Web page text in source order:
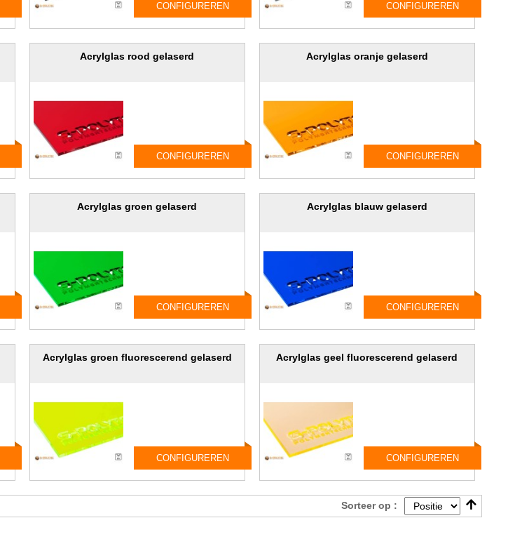
CONFIGUREREN CONFIGUREREN
Acrylglas rood gelaserd
CONFIGUREREN
Acrylglas oranje gelaserd
CONFIGUREREN
Acrylglas groen gelaserd
CONFIGUREREN
Acrylglas blauw gelaserd
CONFIGUREREN
Acrylglas groen fluorescerend gelaserd
CONFIGUREREN
Acrylglas geel fluorescerend gelaserd
CONFIGUREREN
Sorteer op :